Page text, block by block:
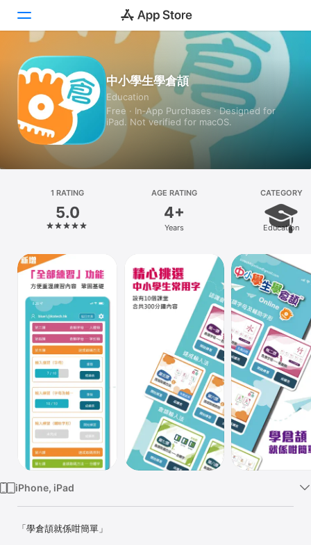
Today
Games
Apps
Arcade
Platform
iPhone
iPad
Mac
Vision
Watch
TV
中小學生學倉頡
Education
Free · In‑App Purchases · Designed for
iPad. Not verified for macOS.
1 RATING
5.0
AGE RATING
4+
Years
CATEGORY
Education
iPhone, iPad
「學倉頡就係咁簡單」